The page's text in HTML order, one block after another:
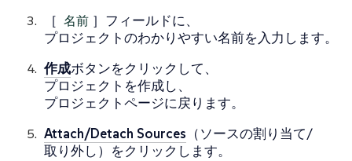
［ 名前 ］フィールドに、
プロジェクトのわかりやすい名前を入力します。
作成ボタンをクリックして、
プロジェクトを作成し、
プロジェクトページに戻ります。
Attach/Detach Sources （ソースの割り当て/
取り外し）をクリックします。